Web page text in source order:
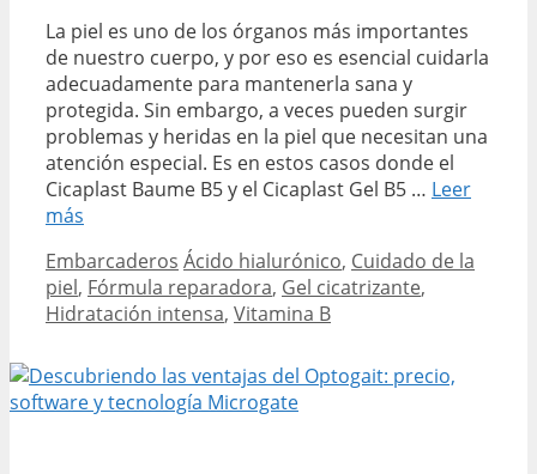
La piel es uno de los órganos más importantes
de nuestro cuerpo, y por eso es esencial cuidarla
adecuadamente para mantenerla sana y
protegida. Sin embargo, a veces pueden surgir
problemas y heridas en la piel que necesitan una
atención especial. Es en estos casos donde el
Cicaplast Baume B5 y el Cicaplast Gel B5 … Leer
más
CICAPLAST
Gel
B5:
ventajas
y
Categories
Embarcaderos Tags
Ácido hialurónico, Cuidado de la
piel, Fórmula reparadora, Gel cicatrizante,
Hidratación intensa, Vitamina B